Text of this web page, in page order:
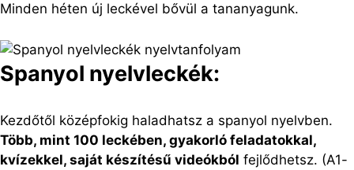
Minden héten új leckével bővül a tananyagunk.
Spanyol nyelvleckék:
Kezdőtől középfokig haladhatsz a spanyol nyelvben.
Több, mint 100 leckében, gyakorló feladatokkal,
kvízekkel, saját készítésű videókból fejlődhetsz. (A1-